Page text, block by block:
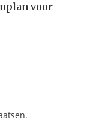
voor